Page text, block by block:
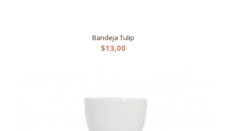
Bandeja Tulip
$13,00